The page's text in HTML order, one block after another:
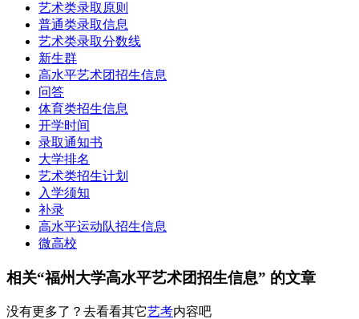
艺术类录取原则
普通类录取信息
艺术类录取分数线
新生群
高水平艺术团招生信息
问答
体育类招生信息
开学时间
录取通知书
大学排名
艺术类招生计划
入学须知
补录
高水平运动队招生信息
微高校
相关“福州大学高水平艺术团招生信息” 的文章
没有更多了？去看看其它艺考内容吧